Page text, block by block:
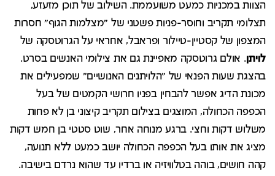
הצוות במכניות כמעט משועממת. השילוב של תוכן מזעזע,
תצלומי תקריב וחוסר-פניות פשטני של "מצלמות הגוף" חסרות
המצפון של קסטיין-טיילור ופראבל, אחראי על הגרוטסקה של
לויתן. אולם גרוטסקה מאפיינת גם את צילומי האנשים בסרט.
בהצגת שעות הפנאי של "הלויתנים האנושיים" שמפעילים את
מכונת הדיג אפשר להבחין בפניו חרושי הקמטים של בעל
הכפפה הכחולה, המוצגים בצילום תקריב קיצוני בן לא פחות
משלוש דקות וחצי. ברגע מנוחה אחר, שוט סטטי בן חמש דקות
מציג את אותו בעל הכפפה הכחולה יושב כמעט ללא תנועה,
קהה חושים, בוהה בטלוויזיה או ברדיו עד שהוא נרדם בישיבה.